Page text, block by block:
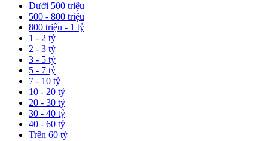
Dưới 500 triệu
500 - 800 triệu
800 triệu - 1 tỷ
1 - 2 tỷ
2 - 3 tỷ
3 - 5 tỷ
5 - 7 tỷ
7 - 10 tỷ
10 - 20 tỷ
20 - 30 tỷ
30 - 40 tỷ
40 - 60 tỷ
Trên 60 tỷ